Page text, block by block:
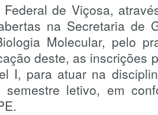
de Viçosa,
na Secretaria de
Molecular, pelo
deste, as inscrições
I, para atuar na
letivo, em